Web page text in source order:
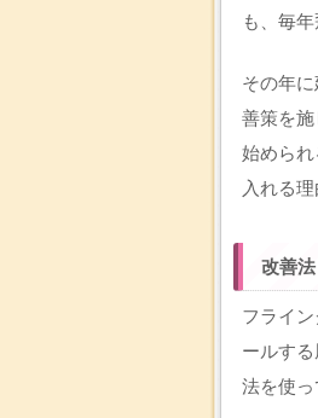
も、毎
その年
善策を
始めら
入れる
改善法
フライ
ールす
法を使っ